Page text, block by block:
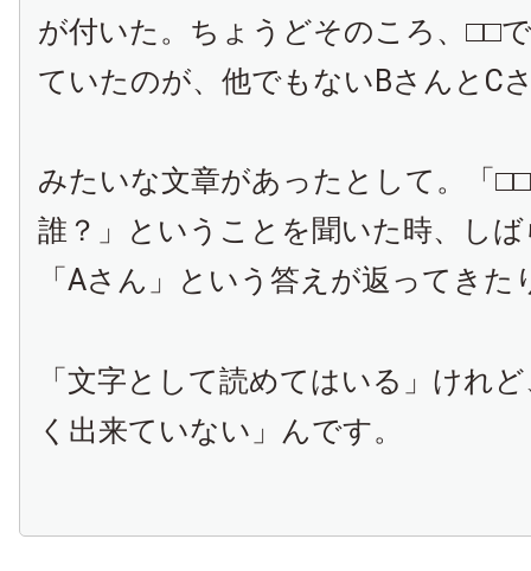
が付いた。ちょうどそのころ、□□
ていたのが、他でもないBさんとC
みたいな文章があったとして。「
誰？」ということを聞いた時、し
「Aさん」という答えが返ってきた
「文字として読めてはいる」けれ
く出来ていない」んです。